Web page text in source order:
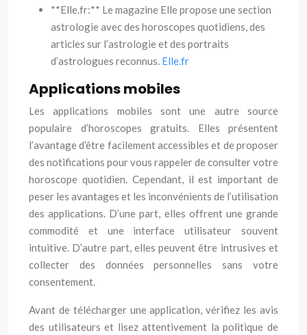
**Elle.fr:** Le magazine Elle propose une section
astrologie avec des horoscopes quotidiens, des
articles sur l’astrologie et des portraits
d’astrologues reconnus. Elle.fr
Applications mobiles
Les applications mobiles sont une autre source
populaire d’horoscopes gratuits. Elles présentent
l’avantage d’être facilement accessibles et de proposer
des notifications pour vous rappeler de consulter votre
horoscope quotidien. Cependant, il est important de
peser les avantages et les inconvénients de l’utilisation
des applications. D’une part, elles offrent une grande
commodité et une interface utilisateur souvent
intuitive. D’autre part, elles peuvent être intrusives et
collecter des données personnelles sans votre
consentement.
Avant de télécharger une application, vérifiez les avis
des utilisateurs et lisez attentivement la politique de